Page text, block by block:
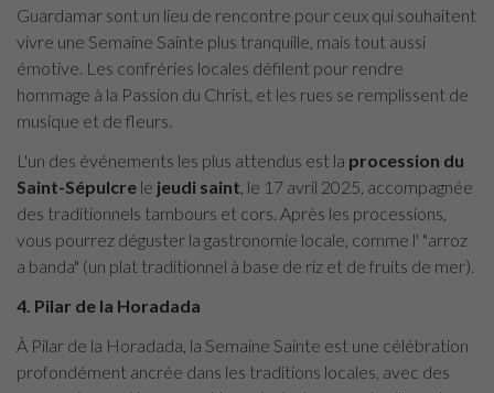
Guardamar sont un lieu de rencontre pour ceux qui souhaitent
vivre une Semaine Sainte plus tranquille, mais tout aussi
émotive. Les confréries locales défilent pour rendre
hommage à la Passion du Christ, et les rues se remplissent de
musique et de fleurs.
L'un des événements les plus attendus est la procession du
Saint-Sépulcre le jeudi saint , le 17 avril 2025, accompagnée
des traditionnels tambours et cors. Après les processions,
vous pourrez déguster la gastronomie locale, comme l' "arroz
a banda" (un plat traditionnel à base de riz et de fruits de mer).
4. Pilar de la Horadada
À Pilar de la Horadada, la Semaine Sainte est une célébration
profondément ancrée dans les traditions locales, avec des